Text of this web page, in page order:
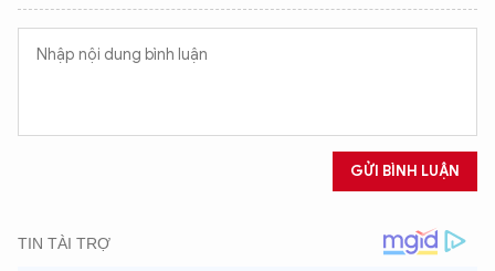
GỬI BÌNH LUẬN